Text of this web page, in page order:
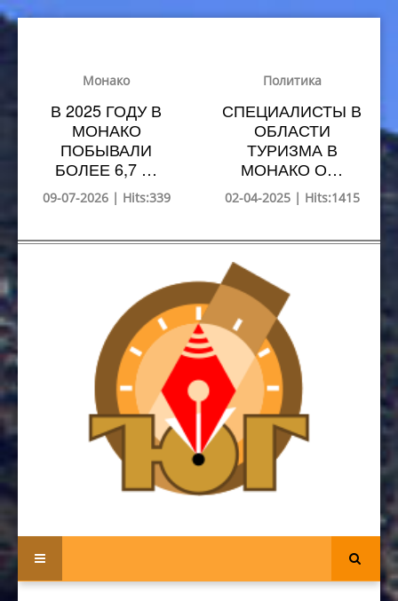
Монако
В 2025 ГОДУ В
МОНАКО
ПОБЫВАЛИ
БОЛЕЕ 6,7 …
09-07-2026 | Hits:339
Политика
СПЕЦИАЛИСТЫ В
ОБЛАСТИ
ТУРИЗМА В
МОНАКО О…
02-04-2025 | Hits:1415